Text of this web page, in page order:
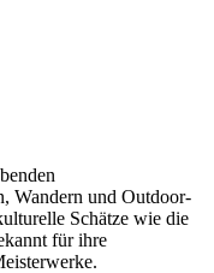
Wandern und Outdoor-
Schätze wie die
für ihre